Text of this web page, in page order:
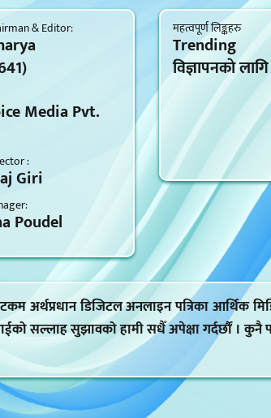
& Editor:
Media Pvt.
:
Giri
Poudel
महत्वपूर्ण लिङ्कहरु
Trending
विज्ञापनकाे लागि
अर्थप्रधान डिजिटल अनलाइन पत्रिका
सल्लाह सुझावको हामी सधैँ अपेक्षा गर्दर्छौं ।